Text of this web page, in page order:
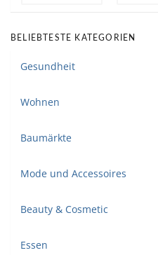
BELIEBTESTE KATEGORIEN
Gesundheit
Wohnen
Baumärkte
Mode und Accessoires
Beauty & Cosmetic
Essen